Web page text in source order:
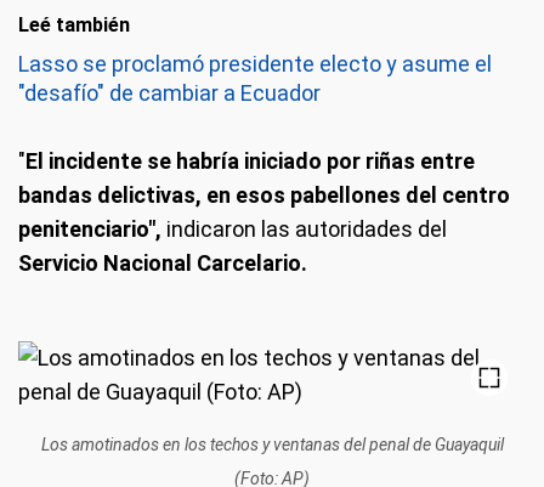
Leé también
Lasso se proclamó presidente electo y asume el
"desafío" de cambiar a Ecuador
"El incidente se habría iniciado por riñas entre
bandas delictivas, en esos pabellones del centro
penitenciario", indicaron las autoridades del
Servicio Nacional Carcelario.
Los amotinados en los techos y ventanas del penal de Guayaquil
(Foto: AP)